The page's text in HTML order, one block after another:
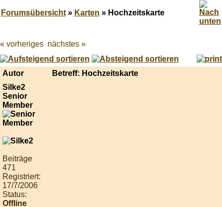
Forumsübersicht» Karten » Hochzeitskarte
Best
online
live
casino
« vorheriges nächstes »
Autor
Betreff: Hochzeitskarte
Silke2
Senior
Member
Beiträge
471
Registriert:
17/7/2006
Status:
Offline